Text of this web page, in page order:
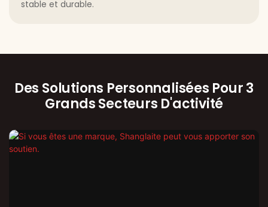
stable et durable.
Des Solutions Personnalisées Pour 3
Grands Secteurs D'activité